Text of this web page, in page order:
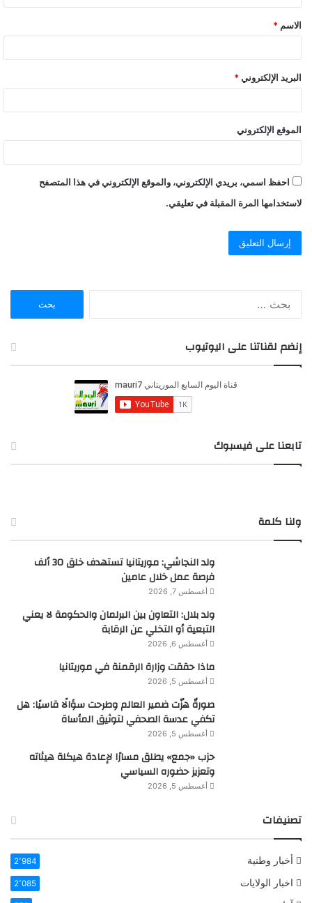
ق
*
الاسم *
البريد الإلكتروني *
الموقع الإلكتروني
احفظ اسمي، بريدي الإلكتروني، والموقع الإلكتروني في هذا المتصفح
لاستخدامها المرة المقبلة في تعليقي.
ن
:
إنضم لقناتنا على اليوتيوب
تابعنا على فيسبوك
ولنا كلمة
ولد النجاشي: موريتانيا تستهدف خلق 30 ألف
فرصة عمل خلال عامين
أغسطس 7, 2026
ولد بلال: التعاون بين البرلمان والحكومة لا يعني
التبعية أو التخلي عن الرقابة
أغسطس 6, 2026
ماذا حققت وزارة الرقمنة في موريتانيا
أغسطس 5, 2026
صورةٌ هزّت ضمير العالم وطرحت سؤالًا قاسيًا: هل
تكفي عدسة الصحفي لتوثيق المأساة
أغسطس 5, 2026
حزب «جمع» يطلق مسارًا لإعادة هيكلة هيئاته
وتعزيز حضوره السياسي
أغسطس 5, 2026
تصنيفات
أخبار وطنية 2٬984
اخبار الولايات 2٬085